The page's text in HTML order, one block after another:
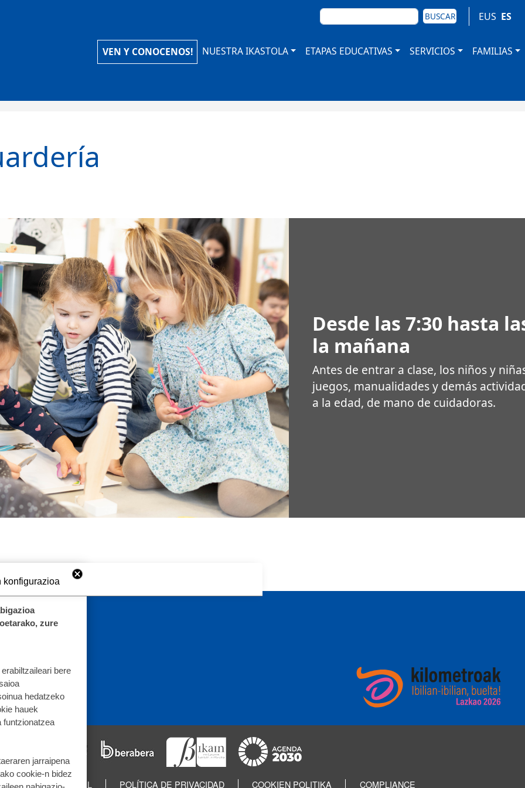
BUSCAR BUSCAR EUS ES
VEN Y CONOCENOS! NUESTRA IKASTOLA ETAPAS EDUCATIVAS SERVICIOS FAMILIAS
Desde las 7:30 hasta
la mañana
Antes de entrar a clase, los niños y
juegos, manualidades y demás
a la edad, de mano de cuidadoras.
AVISO LEGAL POLÍTICA DE PRIVACIDAD COOKIEN POLITIKA COMPLIANCE
konfigurazioa
zure
bere
hedatzeko
hauek
funtzionatzea
jarraipena
cookie-n bidez